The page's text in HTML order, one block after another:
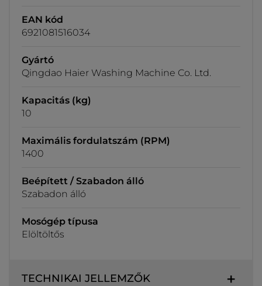
EAN kód
6921081516034
Gyártó
Qingdao Haier Washing Machine Co. Ltd.
Kapacitás (kg)
10
Maximális fordulatszám (RPM)
1400
Beépített / Szabadon álló
Szabadon álló
Mosógép típusa
Elöltöltős
TECHNIKAI JELLEMZŐK